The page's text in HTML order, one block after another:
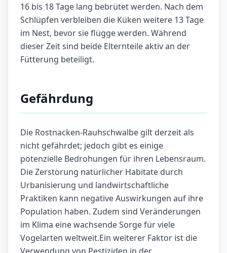
16 bis 18 Tage lang bebrütet werden. Nach dem
Schlüpfen verbleiben die Küken weitere 13 Tage
im Nest, bevor sie flügge werden. Während
dieser Zeit sind beide Elternteile aktiv an der
Fütterung beteiligt.
Gefährdung
Die Rostnacken-Rauhschwalbe gilt derzeit als
nicht gefährdet; jedoch gibt es einige
potenzielle Bedrohungen für ihren Lebensraum.
Die Zerstörung natürlicher Habitate durch
Urbanisierung und landwirtschaftliche
Praktiken kann negative Auswirkungen auf ihre
Population haben. Zudem sind Veränderungen
im Klima eine wachsende Sorge für viele
Vogelarten weltweit.Ein weiterer Faktor ist die